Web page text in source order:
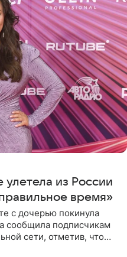
из России
время»
с дочерью покинула
сообщила подписчикам
сети, отметив, что